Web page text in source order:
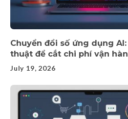
Chuyển đổi số ứng dụng
thuật để cắt chi phí vận
July 19, 2026